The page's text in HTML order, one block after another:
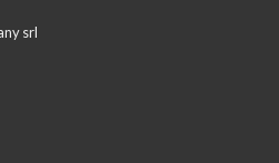
srl